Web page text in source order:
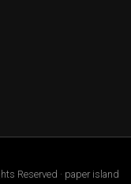
Reserved · paper island